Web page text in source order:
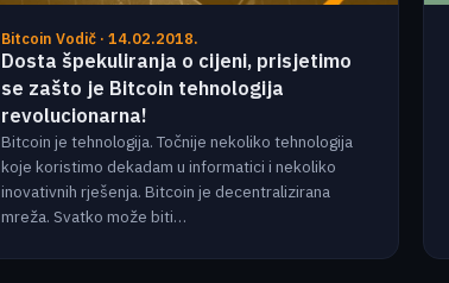
Bitcoin Vodič · 14.02.2018.
Dosta špekuliranja o cijeni, prisjetimo
se zašto je Bitcoin tehnologija
revolucionarna!
Bitcoin je tehnologija. Točnije nekoliko tehnologija
koje koristimo dekadam u informatici i nekoliko
inovativnih rješenja. Bitcoin je decentralizirana
mreža. Svatko može biti…